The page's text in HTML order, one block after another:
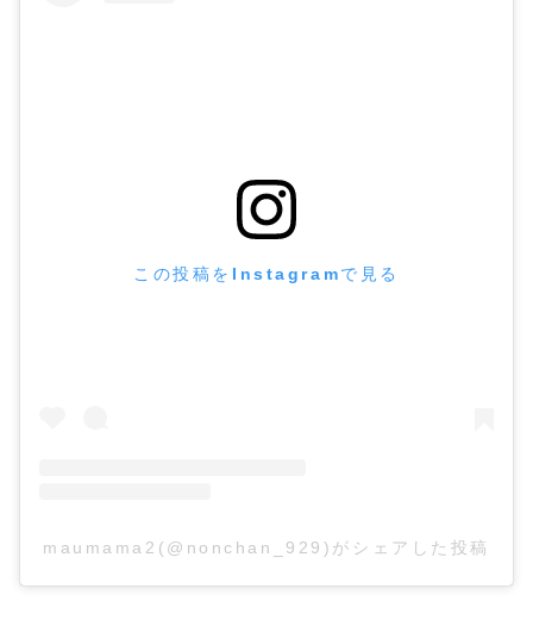
この投稿をInstagramで見る
maumama2(@nonchan_929)がシェアした投稿